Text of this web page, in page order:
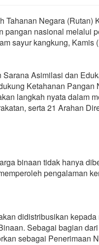
Tahanan Negara
pangan nasional melalui
sayur kangkung, Kamis
Asimilasi dan
Ketahanan Pangan
langkah nyata dalam
serta 21 Arahan
binaan tidak hanya
pengalaman
didistribusikan
Sebagai bagian
sebagai Penerimaan